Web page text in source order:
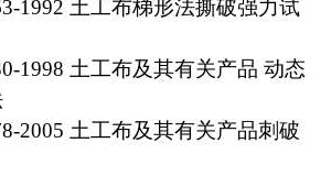
1992 土工布梯形法撕破强力试
1998 土工布及其有关产品 动态
2005 土工布及其有关产品刺破